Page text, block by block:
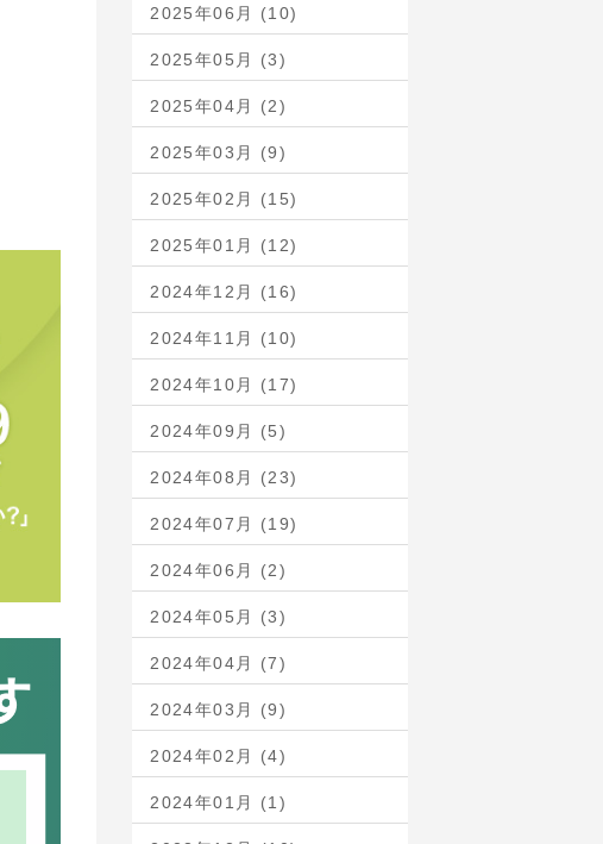
2025年06月 (10)
2025年05月 (3)
2025年04月 (2)
2025年03月 (9)
2025年02月 (15)
2025年01月 (12)
2024年12月 (16)
2024年11月 (10)
2024年10月 (17)
2024年09月 (5)
2024年08月 (23)
2024年07月 (19)
2024年06月 (2)
2024年05月 (3)
2024年04月 (7)
2024年03月 (9)
2024年02月 (4)
2024年01月 (1)